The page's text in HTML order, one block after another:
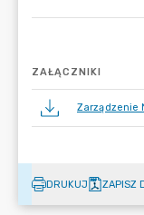
ZAŁĄCZNIKI
Zarządzenie
DRUKUJ ZAPISZ